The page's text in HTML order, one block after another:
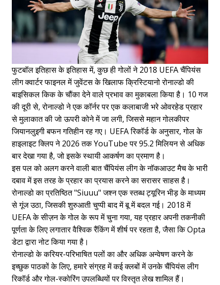
फुटबॉल इतिहास के इतिहास में, कुछ ही गोलों ने 2018 UEFA चैंपियंस
लीग क्वार्टर फाइनल में जुवेंटस के खिलाफ क्रिस्टियानो रोनाल्डो की
बाइसिकल किक के चौंका देने वाले प्रभाव का मुकाबला किया है। 10 गज
की दूरी से, रोनाल्डो ने एक कॉर्नर पर एक कलाबाजी भरे ओवरहेड प्रहार
से मुलाकात की जो ऊपरी कोने में जा लगी, जिससे महान गोलकीपर
जियानलुइगी बफन गतिहीन रह गए। UEFA रिकॉर्ड के अनुसार, गोल के
हाइलाइट क्लिप ने 2026 तक YouTube पर 95.2 मिलियन से अधिक
बार देखा गया है, जो इसके स्थायी आकर्षण का प्रमाण है।
इस पल को अलग करने वाली बात चैंपियंस लीग के नॉकआउट मैच के भारी
दबाव में इस तरह के प्रहार का प्रयास करने का सरासर साहस है।
रोनाल्डो का प्रतिष्ठित "Siuuu" जश्न एक स्तब्ध ट्यूरिन भीड़ के माध्यम
से गूंज उठा, जिसकी शुरुआती चुप्पी बाद में बू में बदल गई। 2018 में
UEFA के सीज़न के गोल के रूप में चुना गया, यह प्रहार अपनी तकनीकी
पूर्णता के लिए लगातार वैश्विक रैंकिंग में शीर्ष पर रहता है, जैसा कि Opta
डेटा द्वारा नोट किया गया है।
रोनाल्डो के करियर-परिभाषित पलों का और अधिक अन्वेषण करने के
इच्छुक पाठकों के लिए, हमारे संग्रह में कई क्लबों में उनके चैंपियंस लीग
रिकॉर्ड और गोल-स्कोरिंग उपलब्धियों पर विस्तृत लेख शामिल हैं।